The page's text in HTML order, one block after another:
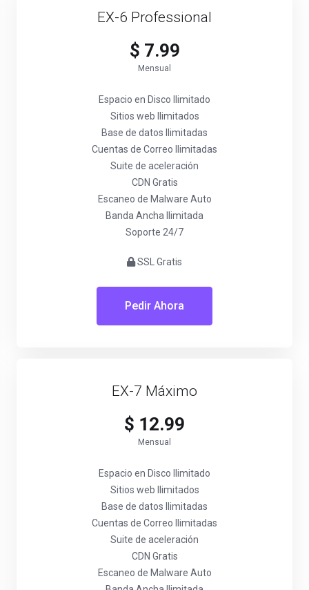
EX-6 Professional
$ 7.99
Mensual
Espacio en Disco Ilimitado
Sitios web Ilimitados
Base de datos Ilimitadas
Cuentas de Correo Ilimitadas
Suite de aceleración
CDN Gratis
Escaneo de Malware Auto
Banda Ancha Ilimitada
Soporte 24/7
SSL Gratis
Pedir Ahora
EX-7 Máximo
$ 12.99
Mensual
Espacio en Disco Ilimitado
Sitios web Ilimitados
Base de datos Ilimitadas
Cuentas de Correo Ilimitadas
Suite de aceleración
CDN Gratis
Escaneo de Malware Auto